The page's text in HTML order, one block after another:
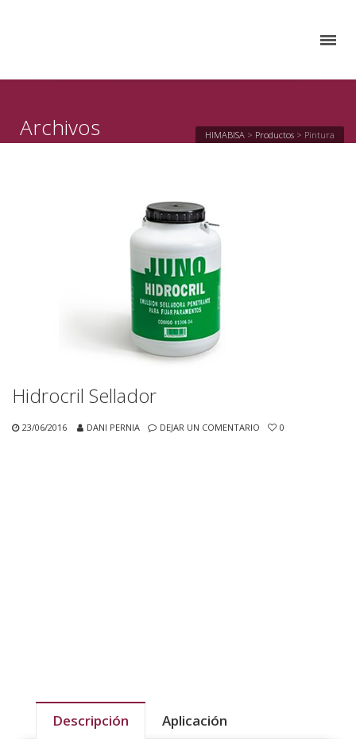
Archivos HIMABISA > Productos > Pintura
Hidrocril Sellador
23/06/2016 DANI PERNIA DEJAR UN COMENTARIO 0
Descripción Aplicación